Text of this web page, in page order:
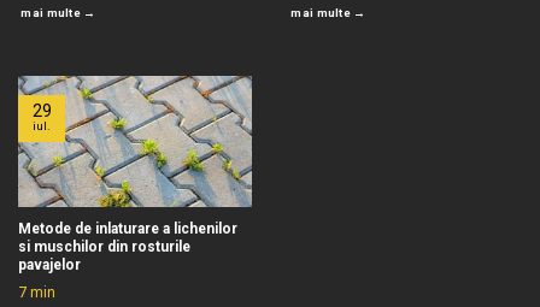
mai multe → mai multe →
Metode de inlaturare a lichenilor
si muschilor din rosturile
pavajelor
7min
29
iul.